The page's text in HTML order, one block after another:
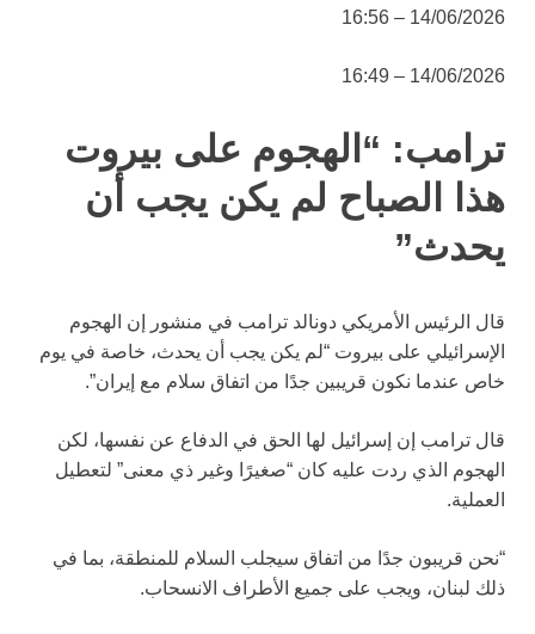
14/06/2026 – 16:56
14/06/2026 – 16:49
ترامب: “الهجوم على بيروت
هذا الصباح لم يكن يجب أن
يحدث”
قال الرئيس الأمريكي دونالد ترامب في منشور إن الهجوم
الإسرائيلي على بيروت “لم يكن يجب أن يحدث، خاصة في يوم
خاص عندما نكون قريبين جدًا من اتفاق سلام مع إيران”.
قال ترامب إن إسرائيل لها الحق في الدفاع عن نفسها، لكن
الهجوم الذي ردت عليه كان “صغيرًا وغير ذي معنى” لتعطيل
العملية.
“نحن قريبون جدًا من اتفاق سيجلب السلام للمنطقة، بما في
ذلك لبنان، ويجب على جميع الأطراف الانسحاب.